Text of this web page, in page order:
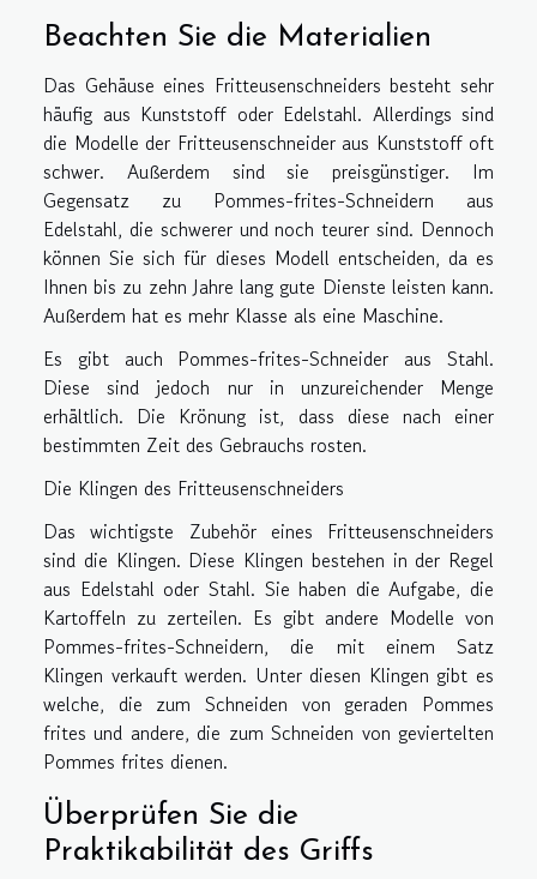
Beachten Sie die Materialien
Das Gehäuse eines Fritteusenschneiders besteht sehr
häufig aus Kunststoff oder Edelstahl. Allerdings sind
die Modelle der Fritteusenschneider aus Kunststoff oft
schwer. Außerdem sind sie preisgünstiger. Im
Gegensatz zu Pommes-frites-Schneidern aus
Edelstahl, die schwerer und noch teurer sind. Dennoch
können Sie sich für dieses Modell entscheiden, da es
Ihnen bis zu zehn Jahre lang gute Dienste leisten kann.
Außerdem hat es mehr Klasse als eine Maschine.
Es gibt auch Pommes-frites-Schneider aus Stahl.
Diese sind jedoch nur in unzureichender Menge
erhältlich. Die Krönung ist, dass diese nach einer
bestimmten Zeit des Gebrauchs rosten.
Die Klingen des Fritteusenschneiders
Das wichtigste Zubehör eines Fritteusenschneiders
sind die Klingen. Diese Klingen bestehen in der Regel
aus Edelstahl oder Stahl. Sie haben die Aufgabe, die
Kartoffeln zu zerteilen. Es gibt andere Modelle von
Pommes-frites-Schneidern, die mit einem Satz
Klingen verkauft werden. Unter diesen Klingen gibt es
welche, die zum Schneiden von geraden Pommes
frites und andere, die zum Schneiden von geviertelten
Pommes frites dienen.
Überprüfen Sie die
Praktikabilität des Griffs